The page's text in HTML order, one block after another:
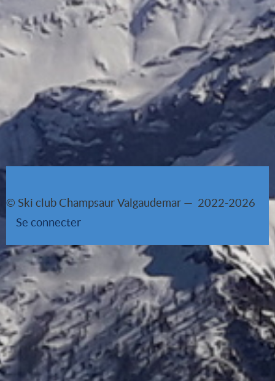
© Ski club Champsaur Valgaudemar — 2022-2026
Se connecter